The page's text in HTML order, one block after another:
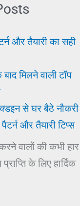
और तैयारी का सही
मिलने वाली टॉप
से घर बैठे नौकरी
पैटर्न और तैयारी टिप्स
वालों की कभी हार
के लिए हार्दिक